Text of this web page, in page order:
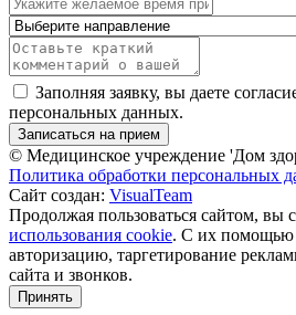
Заполняя заявку, вы даете
персональных данных.
Записаться на прием
© Медицинское учреждение 'Дом
Политика обработки персональных
Сайт создан: VisualTeam
Продолжая пользоваться сайтом, вы
использования cookie. С их помощью
авторизацию, таргетирование
сайта и звонков.
Принять